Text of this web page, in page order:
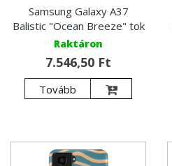
Samsung Galaxy A37
Balistic "Ocean Breeze" tok
Raktáron
7.546,50 Ft
Tovább